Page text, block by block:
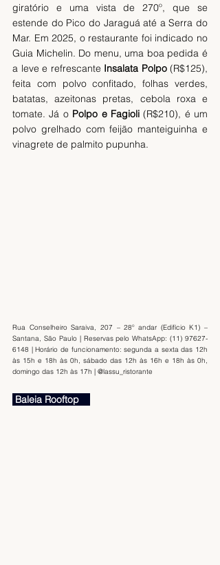
giratório e uma vista de 270º, que se
estende do Pico do Jaraguá até a Serra do
Mar. Em 2025, o restaurante foi indicado no
Guia Michelin. Do menu, uma boa pedida é
a leve e refrescante Insalata Polpo (R$125),
feita com polvo confitado, folhas verdes,
batatas, azeitonas pretas, cebola roxa e
tomate. Já o Polpo e Fagioli (R$210), é um
polvo grelhado com feijão manteiguinha e
vinagrete de palmito pupunha.
Rua Conselheiro Saraiva, 207 – 28º andar (Edifício K1) –
Santana, São Paulo | Reservas pelo WhatsApp: (11) 97627-
6148 | Horário de funcionamento: segunda a sexta das 12h
às 15h e 18h às 0h, sábado das 12h às 16h e 18h às 0h,
domingo das 12h às 17h | @lassu_ristorante
Baleia Rooftop